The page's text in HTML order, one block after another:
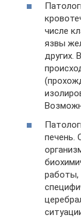
числе
язвы
других.
печень.
работы,